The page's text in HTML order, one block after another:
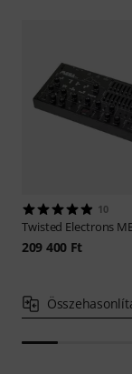
10
Twisted Electrons
209 400 Ft